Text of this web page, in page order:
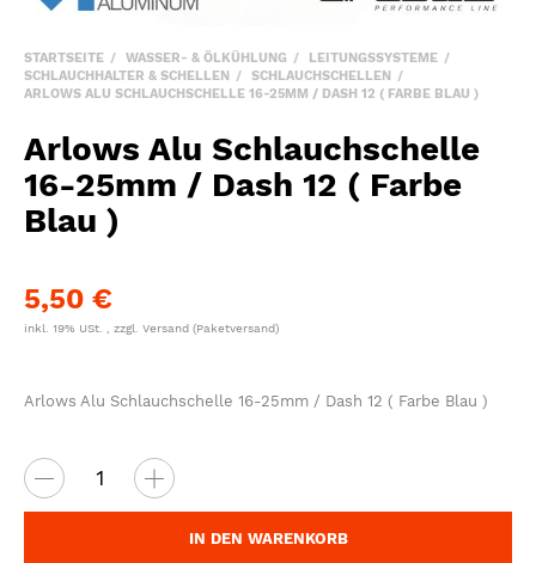
STARTSEITE WASSER- & ÖLKÜHLUNG
LEITUNGSSYSTEME
SCHLAUCHHALTER & SCHELLEN
SCHLAUCHSCHELLEN
ARLOWS ALU SCHLAUCHSCHELLE 16-25MM / DASH 12 ( FARBE BLAU )
Arlows Alu Schlauchschelle
16-25mm / Dash 12 ( Farbe
Blau )
5,50 €
inkl. 19% USt. , zzgl. Versand (Paketversand)
Arlows Alu Schlauchschelle 16-25mm / Dash 12 ( Farbe Blau )
IN DEN WARENKORB